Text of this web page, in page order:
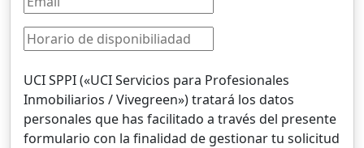
UCI SPPI («UCI Servicios para Profesionales
Inmobiliarios / Vivegreen») tratará los datos
personales que has facilitado a través del presente
formulario con la finalidad de gestionar tu solicitud